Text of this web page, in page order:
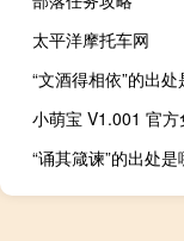
太平洋摩托车网
“文酒得相依”的出处
“诵其箴谏”的出处是